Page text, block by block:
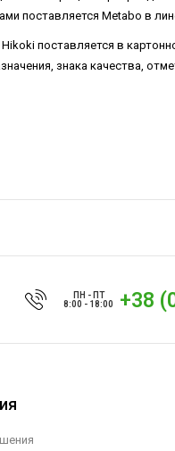
поставляется Metabo в
поставляется в
знака качества,
ПН - ПТ
8:00 - 18:00
+38